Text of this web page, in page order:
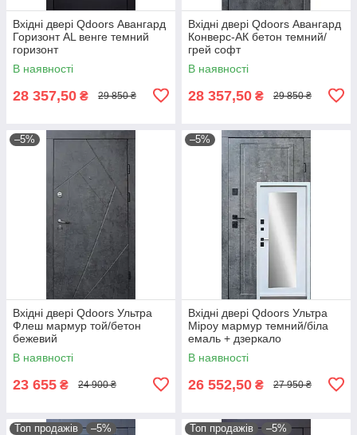
Вхідні двері Qdoors Авангард
Горизонт AL венге темний
горизонт
В наявності
28 357,50 ₴ 29 850 ₴
Вхідні двері Qdoors Авангард
Конверс-АК бетон темний/
грей софт
В наявності
28 357,50 ₴ 29 850 ₴
–5%
Вхідні двері Qdoors Ультра
Флеш мармур той/бетон
бежевий
В наявності
23 655 ₴ 24 900 ₴
–5%
Вхідні двері Qdoors Ультра
Міроу мармур темний/біла
емаль + дзеркало
В наявності
26 552,50 ₴ 27 950 ₴
Топ продажів –5% Топ продажів –5%